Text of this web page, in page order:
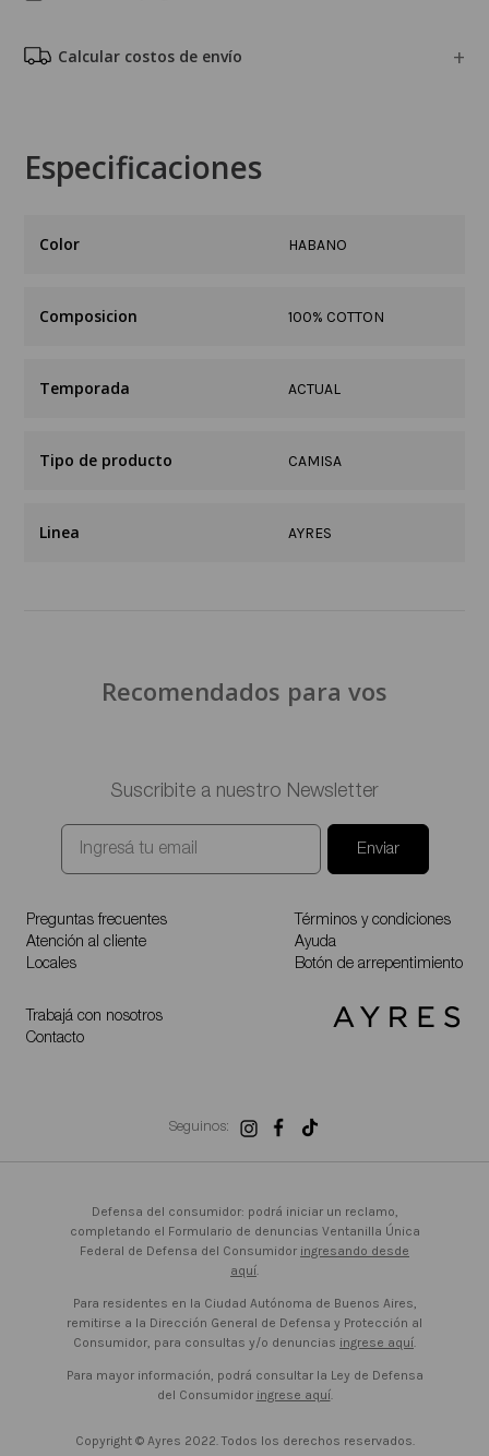
Calcular costos de envío
Especificaciones
HABANO
Composicion 100% COTTON
Temporada ACTUAL
Tipo de producto CAMISA
Linea AYRES
Recomendados para vos
Suscribite a nuestro Newsletter
Enviar
Preguntas frecuentes
Atención al cliente
Locales
Trabajá con nosotros
Contacto
Términos y condiciones
Ayuda
Botón de arrepentimiento
Seguinos:
Defensa del consumidor: podrá iniciar un reclamo,
completando el Formulario de denuncias Ventanilla Única
Federal de Defensa del Consumidor ingresando desde
aquí.
Para residentes en la Ciudad Autónoma de Buenos Aires,
remitirse a la Dirección General de Defensa y Protección al
Consumidor, para consultas y/o denuncias ingrese aquí.
Para mayor información, podrá consultar la Ley de Defensa
del Consumidor ingrese aquí.
Copyright © Ayres 2022. Todos los derechos reservados.